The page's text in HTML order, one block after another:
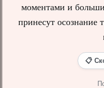
моментами и
принесут осознание
📋